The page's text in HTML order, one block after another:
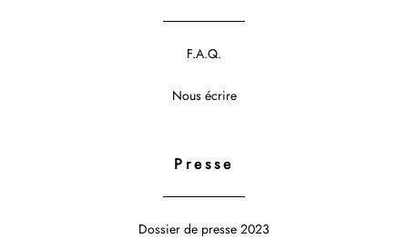
F.A.Q.
Nous écrire
Presse
Dossier de presse 2023